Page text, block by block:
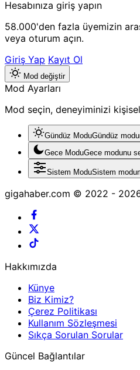
Hesabınıza giriş yapın
58.000'den fazla üyemizin
veya oturum açın.
Giriş Yap Kayıt Ol
Mod değiştir
Mod Ayarları
Mod seçin, deneyiminizi
Gündüz ModuGündüz
Gece ModuGece modunu
Sistem ModuSistem
gigahaber.com © 2022 -
Hakkımızda
Künye
Biz Kimiz?
Çerez Politikası
Kullanım Sözleşmesi
Sıkça Sorulan Sorular
Güncel Bağlantılar